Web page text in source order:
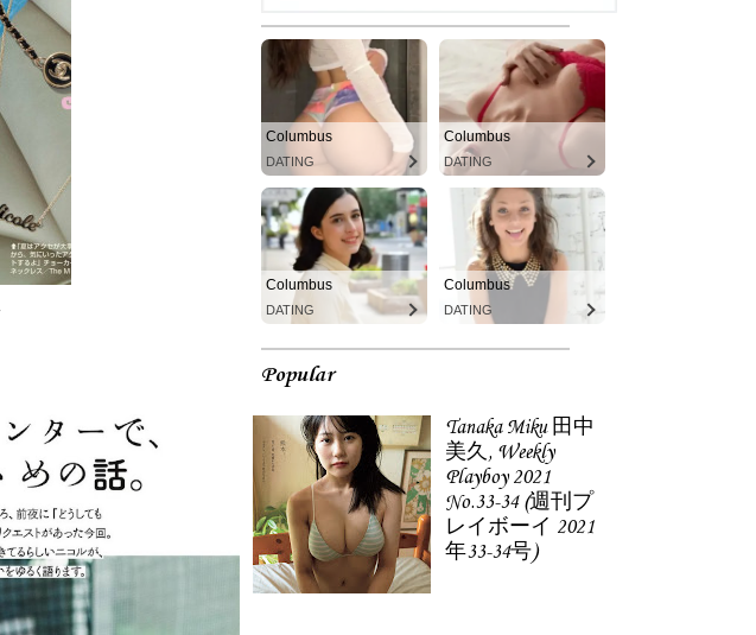
Columbus
DATING
Columbus
DATING
Columbus
DATING
Columbus
DATING
Popular
Tanaka Miku 田中
美久, Weekly
Playboy 2021
No.33-34 (週刊プ
レイボーイ 2021
年33-34号)